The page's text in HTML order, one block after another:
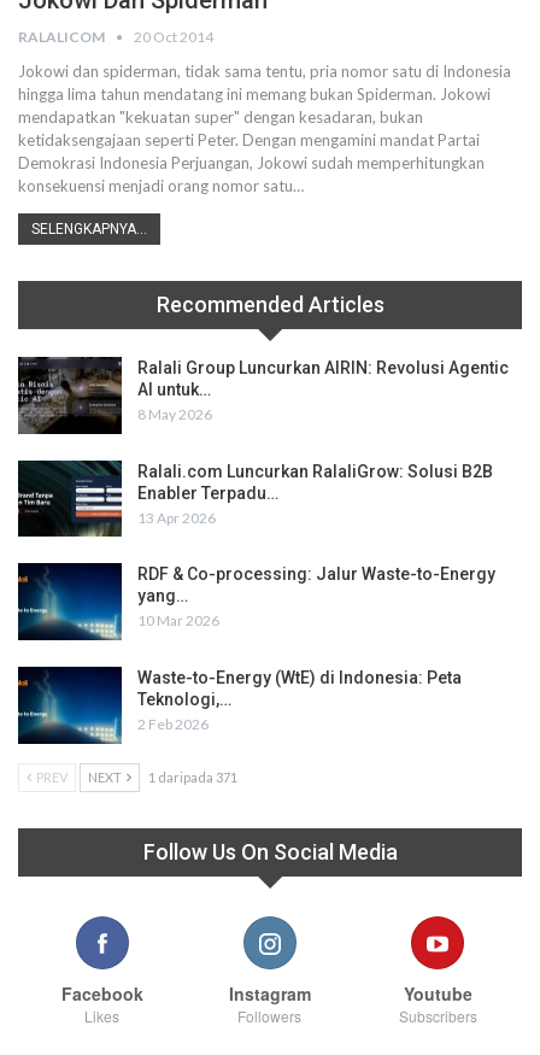
RALALICOM 20 Oct 2014
Jokowi dan spiderman, tidak sama tentu, pria nomor satu di Indonesia
hingga lima tahun mendatang ini memang bukan Spiderman. Jokowi
mendapatkan "kekuatan super" dengan kesadaran, bukan
ketidaksengajaan seperti Peter. Dengan mengamini mandat Partai
Demokrasi Indonesia Perjuangan, Jokowi sudah memperhitungkan
konsekuensi menjadi orang nomor satu…
SELENGKAPNYA...
Recommended Articles
Ralali Group Luncurkan AIRIN: Revolusi Agentic
AI untuk…
8 May 2026
Ralali.com Luncurkan RalaliGrow: Solusi B2B
Enabler Terpadu…
13 Apr 2026
RDF & Co-processing: Jalur Waste-to-Energy
yang…
10 Mar 2026
Waste-to-Energy (WtE) di Indonesia: Peta
Teknologi,…
2 Feb 2026
PREV NEXT 1 daripada 371
Follow Us On Social Media
Facebook
Likes
Instagram
Followers
Youtube
Subscribers